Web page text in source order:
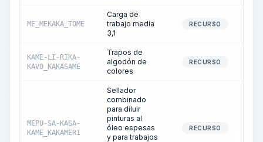
ME_MEKAKA_TOME
Carga de
trabajo media
3,1
RECURSO
KAME-LI-RIKA-
KAVO_KAKASAME
Trapos de
algodón de
colores
RECURSO
MEPU-SA-KASA-
KAME_KAKAMERI
Sellador
combinado
para diluir
pinturas al
óleo espesas
y para trabajos
RECURSO